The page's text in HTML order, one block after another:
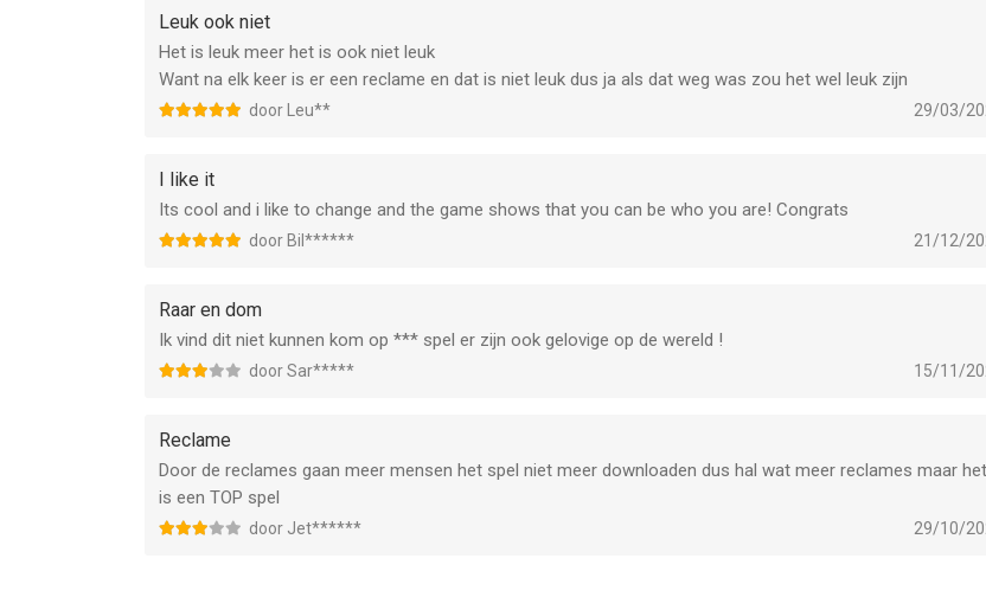
Leuk ook niet
Het is leuk meer het is ook niet leuk
Want na elk keer is er een reclame en dat is niet leuk dus ja als dat weg was zou het wel leuk zijn
door Leu** 29/03/
I like it
Its cool and i like to change and the game shows that you can be who you are! Congrats
door Bil****** 21/12/
Raar en dom
Ik vind dit niet kunnen kom op *** spel er zijn ook gelovige op de wereld !
door Sar***** 15/11/
Reclame
Door de reclames gaan meer mensen het spel niet meer downloaden dus hal wat meer reclames maar het
is een TOP spel
door Jet****** 29/10/